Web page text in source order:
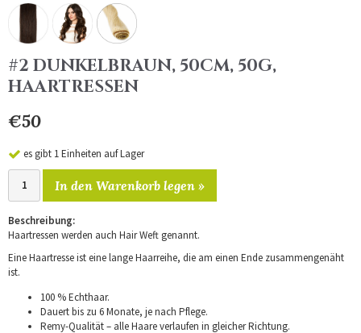
#2 DUNKELBRAUN, 50CM, 50G,
HAARTRESSEN
€50
es gibt 1 Einheiten auf Lager
In den Warenkorb legen »
Beschreibung:
Haartressen werden auch Hair Weft genannt.
Eine Haartresse ist eine lange Haarreihe, die am einen Ende zusammengenäht
ist.
100 % Echthaar.
Dauert bis zu 6 Monate, je nach Pflege.
Remy-Qualität – alle Haare verlaufen in gleicher Richtung.